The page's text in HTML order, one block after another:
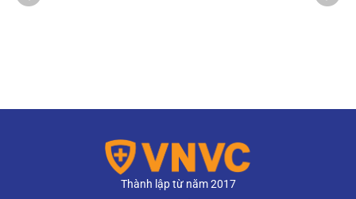
Thành lập từ năm 2017